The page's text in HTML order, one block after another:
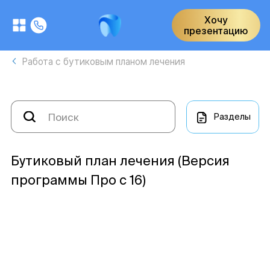
Хочу
презентацию
Работа с бутиковым планом лечения
Разделы
Бутиковый план лечения (Версия
программы Про с 16)